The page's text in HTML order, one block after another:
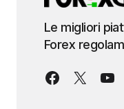
Le migliori
Forex